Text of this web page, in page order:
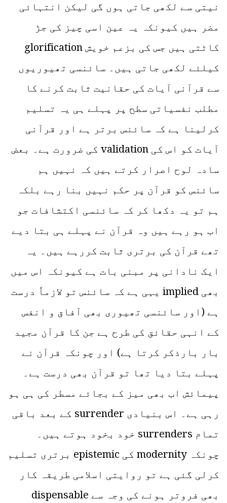
نیتی سے لکھی جاتی ہوں گی لیکن انتہائی
مضر ہیں کیونکہ یہ عین اسی چیز کی جڑ
کاٹتی ہیں جس کی بزعم خویش glorification
کیلئے لکھی جاتی ہیں۔ سائنسی تھیوریوں
سے قرآنی آیات کی حقانیت ثابت کرنے کا
مطلب نفسیاتی سطح پر پہلے ہی یہ تسلیم
کرلینا ہے کہ سائنس برتر ہے اور قرآنی
آیات کو اس کی validation کی ضرورت ہے۔ بعض
سادہ لوح اصرار کرتے ہیں کہ نہیں ہم
سائنس کو قرآن پر حکم نہیں بنا رہے بلکہ
ہم تو یہ دکھا کر کہ سائنسی اکتشافات جو
اب ہو رہے ہیں وہ قرآن نے پہلے ہی بتا دیے
تھے قرآن کی برتری ثابت کررہے ہیں۔ یہ
ایک نادانی پر مبنی بات ہے کیونکہ اس میں
بھی implied یہی ہے کہ سائنس تو لازماً درست
ہے (اور سائنسی تھیوری بھی آفاق و انفس
کے انہی حقائق کی طرح ہے جن کا قرآن مجید
بار بارذکر کرتا ہے) اور چونکہ قرآن نے
پہلے بتا دیا تھا تو قرآن بھی درست ہے۔
پیمائش اب بھی میز کے بجائے مسطر کی ہی ہو
رہی ہے۔ اس بنیادی surrender کے بعد باقی
تمام surrenders خود بخود ہوتے ہیں۔
چونکہ modernity کی epistemic برتری تسلیم
کرلی گئی ہے تو روایتی اسلامی طریقہ کار
بھی فروتر ہونے کی وجہ سے dispensable